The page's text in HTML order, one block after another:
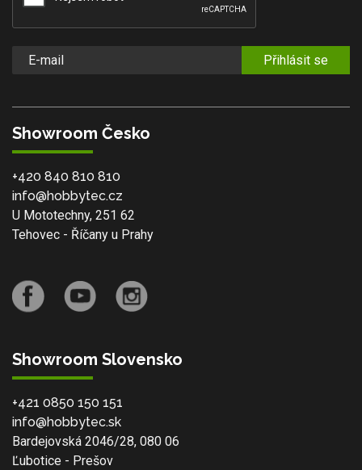
Přihlásit se
Showroom Česko
+420 840 810 810
info@hobbytec.cz
U Mototechny, 251 62
Tehovec - Říčany u Prahy
Showroom Slovensko
+421 0850 150 151
info@hobbytec.sk
Bardejovská 2046/28, 080 06
Ľubotice - Prešov